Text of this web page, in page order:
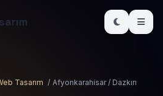
Tasarım / Afyonkarahisar / Dazkırı